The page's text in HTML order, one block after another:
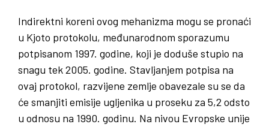
Indirektni koreni ovog mehanizma mogu se pronaći
u Kjoto protokolu, međunarodnom sporazumu
potpisanom 1997. godine, koji je doduše stupio na
snagu tek 2005. godine. Stavljanjem potpisa na
ovaj protokol, razvijene zemlje obavezale su se da
će smanjiti emisije ugljenika u proseku za 5,2 odsto
u odnosu na 1990. godinu. Na nivou Evropske unije